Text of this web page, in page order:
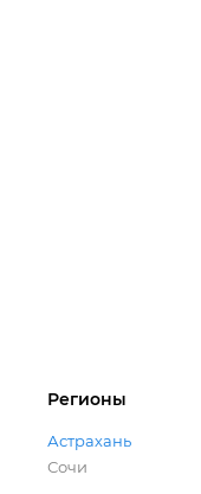
Регионы
Астрахань
Сочи